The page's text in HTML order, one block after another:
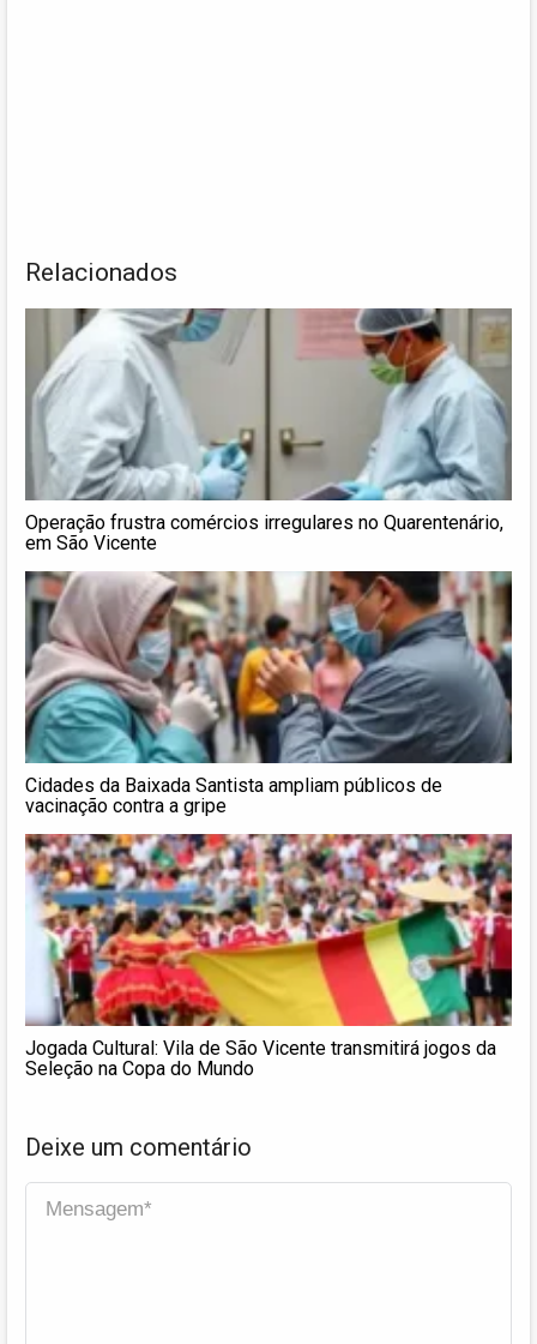
Relacionados
Operação frustra comércios irregulares no Quarentenário,
em São Vicente
Cidades da Baixada Santista ampliam públicos de
vacinação contra a gripe
Jogada Cultural: Vila de São Vicente transmitirá jogos da
Seleção na Copa do Mundo
Deixe um comentário